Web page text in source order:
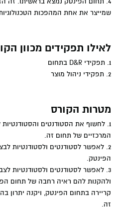
שמייצר את אחת המהפכות
לאילו תפקידים מכוון
1. תפקידי D&R בתחום
2. תפקידי ניהול מוצר
מטרות הקורס
1. לחשוף את הסטודנטים
המרכזיים של תחום זה.
2. לאפשר לסטודנטים ולסטודנטיות
הפינטק.
3. לאפשר לסטודנטים ולסטודנטיות
ולהקנות להם ראיה רחבה של תחום
קריירה בתחום הפינטק, ויקנה יתרון
זה.